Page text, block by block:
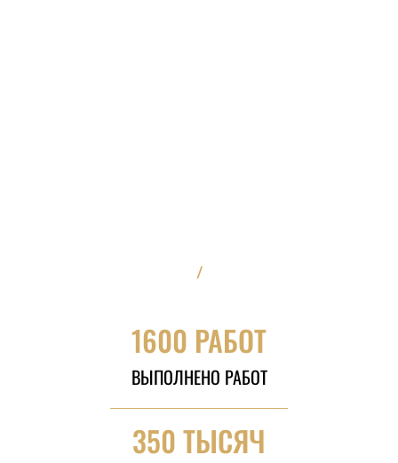
/
1600 РАБОТ
ВЫПОЛНЕНО РАБОТ
350 ТЫСЯЧ